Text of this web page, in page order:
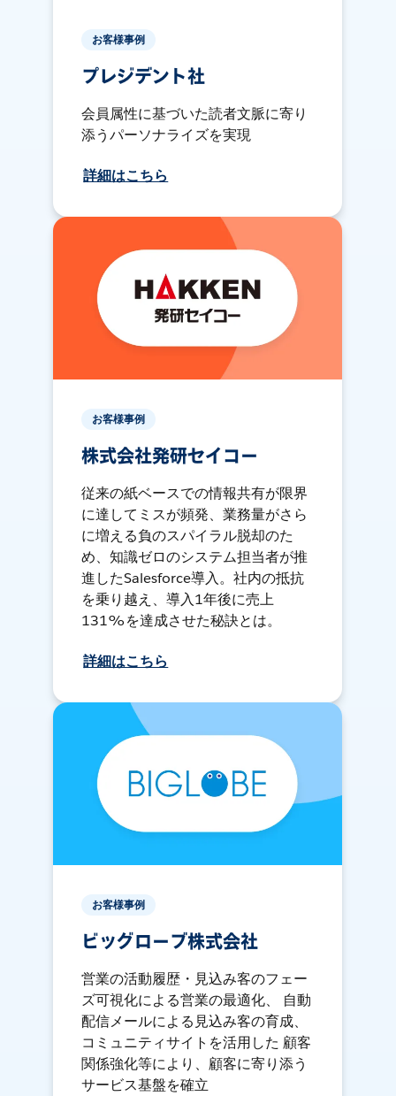
お客様事例
プレジデント社
会員属性に基づいた読者文脈に寄り
添うパーソナライズを実現
詳細はこちら
お客様事例
株式会社発研セイコー
従来の紙ベースでの情報共有が限界
に達してミスが頻発、業務量がさら
に増える負のスパイラル脱却のた
め、知識ゼロのシステム担当者が推
進したSalesforce導入。社内の抵抗
を乗り越え、導入1年後に売上
131%を達成させた秘訣とは。
詳細はこちら
お客様事例
ビッグローブ株式会社
営業の活動履歴・見込み客のフェー
ズ可視化による営業の最適化、 自動
配信メールによる見込み客の育成、
コミュニティサイトを活用した 顧客
関係強化等により、顧客に寄り添う
サービス基盤を確立